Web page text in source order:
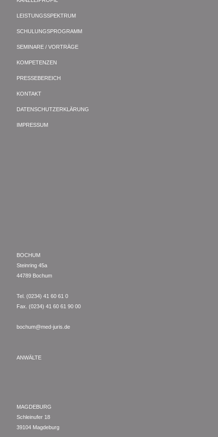
LEISTUNGSSPEKTRUM
SCHULUNGSPROGRAMM
SEMINARE / VORTRÄGE
KOMPETENZEN
PRESSEBEREICH
KONTAKT
DATENSCHUTZERKLÄRUNG
IMPRESSUM
BOCHUM
Steinring 45a
44789 Bochum
Tel. (0234) 41 60 61 0
Fax. (0234) 41 60 61 90 00
bochum@med-juris.de
ANWÄLTE
MAGDEBURG
Schleinufer 18
39104 Magdeburg